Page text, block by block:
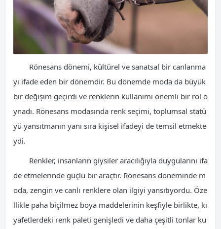
Rönesans dönemi, kültürel ve sanatsal bir canlanma
yı ifade eden bir dönemdir. Bu dönemde moda da büyük
bir değişim geçirdi ve renklerin kullanımı önemli bir rol o
ynadı. Rönesans modasında renk seçimi, toplumsal statü
yü yansıtmanın yanı sıra kişisel ifadeyi de temsil etmekte
ydi.
Renkler, insanların giysiler aracılığıyla duygularını ifa
de etmelerinde güçlü bir araçtır. Rönesans döneminde m
oda, zengin ve canlı renklere olan ilgiyi yansıtıyordu. Öze
llikle paha biçilmez boya maddelerinin keşfiyle birlikte, kı
yafetlerdeki renk paleti genişledi ve daha çeşitli tonlar ku